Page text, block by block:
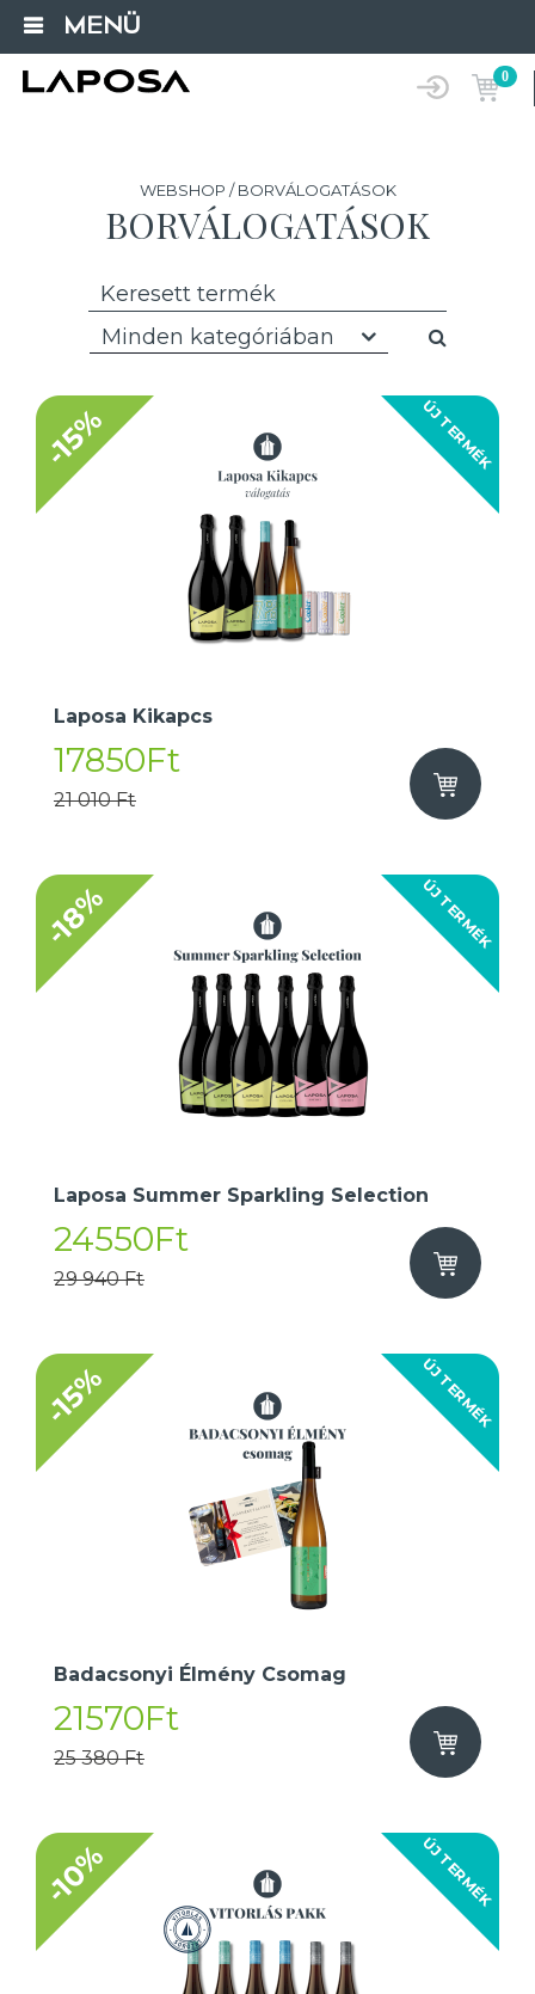
MENÜ
0
WEBSHOP / BORVÁLOGATÁSOK
BORVÁLOGATÁSOK
Minden kategóriában
ÚJ TERMÉK
-15%
Laposa Kikapcs
17850Ft
21 010 Ft
ÚJ TERMÉK
-18%
Laposa Summer Sparkling Selection
24550Ft
29 940 Ft
ÚJ TERMÉK
-15%
Badacsonyi Élmény Csomag
21570Ft
25 380 Ft
ÚJ TERMÉK
-10%